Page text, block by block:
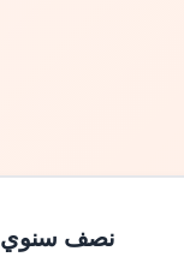
نصف سنوي